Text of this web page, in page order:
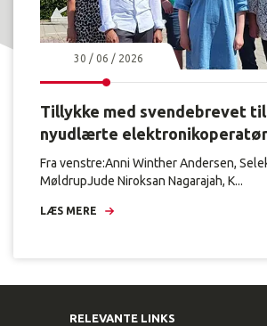
30 / 06 / 2026
Tillykke med svendebrevet
nyudlærte
Fra venstre:Anni Winther Andersen,
MøldrupJude Niroksan Nagarajah, K...
LÆS MERE
RELEVANTE LINKS